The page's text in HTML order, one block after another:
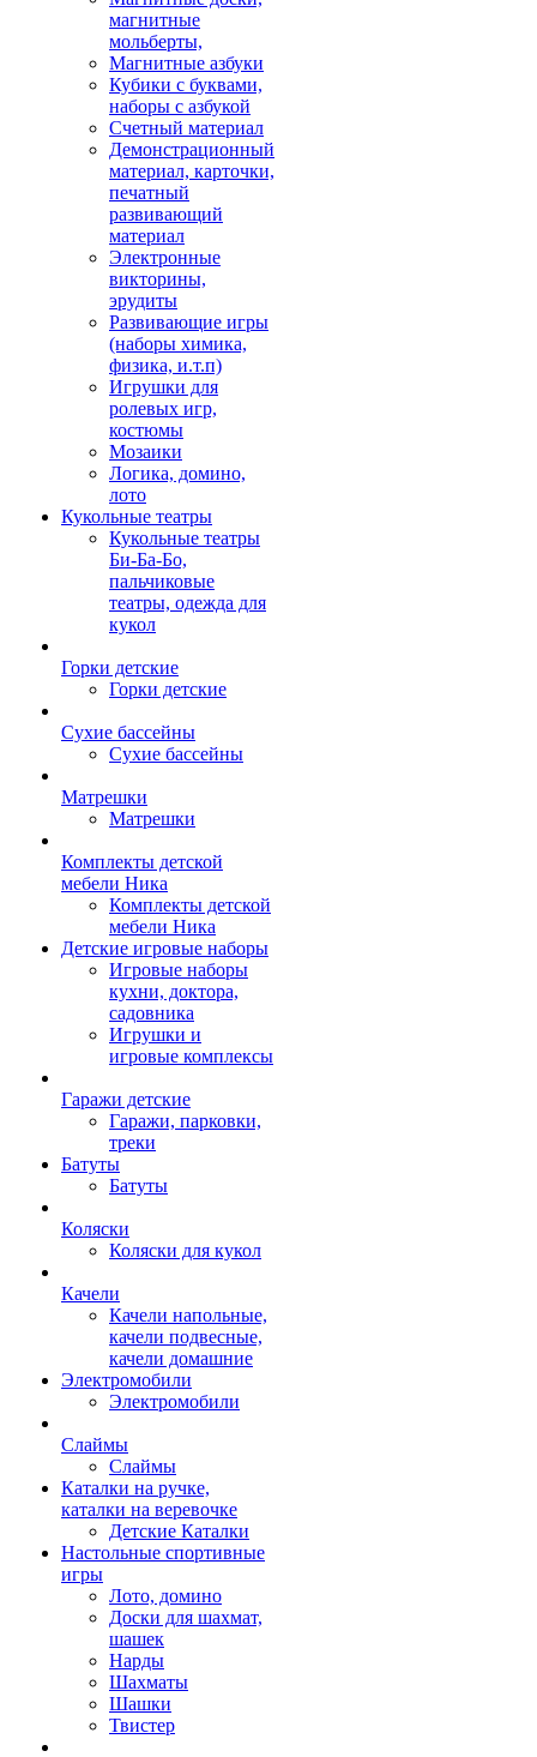
магнитные
мольберты,
Магнитные азбуки
Кубики с буквами,
наборы с азбукой
Счетный материал
Демонстрационный
материал, карточки,
печатный
развивающий
материал
Электронные
викторины,
эрудиты
Развивающие игры
(наборы химика,
физика, и.т.п)
Игрушки для
ролевых игр,
костюмы
Мозаики
Логика, домино,
лото
Кукольные театры
Кукольные театры
Би-Ба-Бо,
пальчиковые
театры, одежда для
кукол
Горки детские
Горки детские
Сухие бассейны
Сухие бассейны
Матрешки
Матрешки
Комплекты детской
мебели Ника
Комплекты детской
мебели Ника
Детские игровые наборы
Игровые наборы
кухни, доктора,
садовника
Игрушки и
игровые комплексы
Гаражи детские
Гаражи, парковки,
треки
Батуты
Батуты
Коляски
Коляски для кукол
Качели
Качели напольные,
качели подвесные,
качели домашние
Электромобили
Электромобили
Слаймы
Слаймы
Каталки на ручке,
каталки на веревочке
Детские Каталки
Настольные спортивные
игры
Лото, домино
Доски для шахмат,
шашек
Нарды
Шахматы
Шашки
Твистер